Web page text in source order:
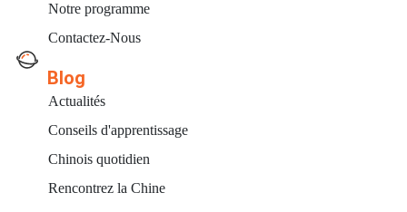
Notre programme
Contactez-Nous
Blog
Actualités
Conseils d'apprentissage
Chinois quotidien
Rencontrez la Chine